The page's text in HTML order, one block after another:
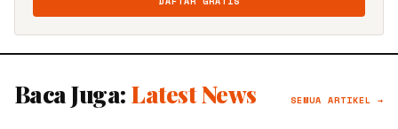
Baca Juga: Latest News SEMUA ARTIKEL →